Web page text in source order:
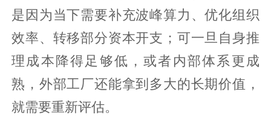
是因为当下需要补充波峰算力、优化组织
效率、转移部分资本开支；可一旦自身推
理成本降得足够低，或者内部体系更成
熟，外部工厂还能拿到多大的长期价值，
就需要重新评估。